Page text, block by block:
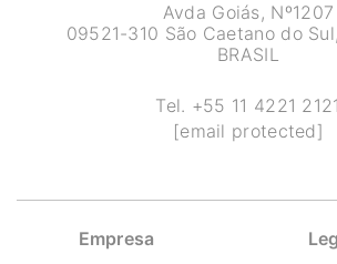
Avda Goiás, Nº1207
09521-310 São Caetano do
BRASIL
Tel. +55 11 4221 2121
[email protected]
Empresa